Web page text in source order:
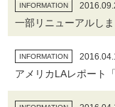
INFORMATION
一部リニューアルしま
INFORMATION
アメリカLAレポート